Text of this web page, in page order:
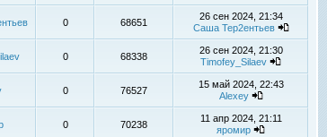
0 68651
26 сен 2024, 21:34
Саша Тер2ентьев
0 68338
26 сен 2024, 21:30
Timofey_Silaev
0 76527
15 май 2024, 22:43
Alexey
0 70238
11 апр 2024, 21:11
яромир